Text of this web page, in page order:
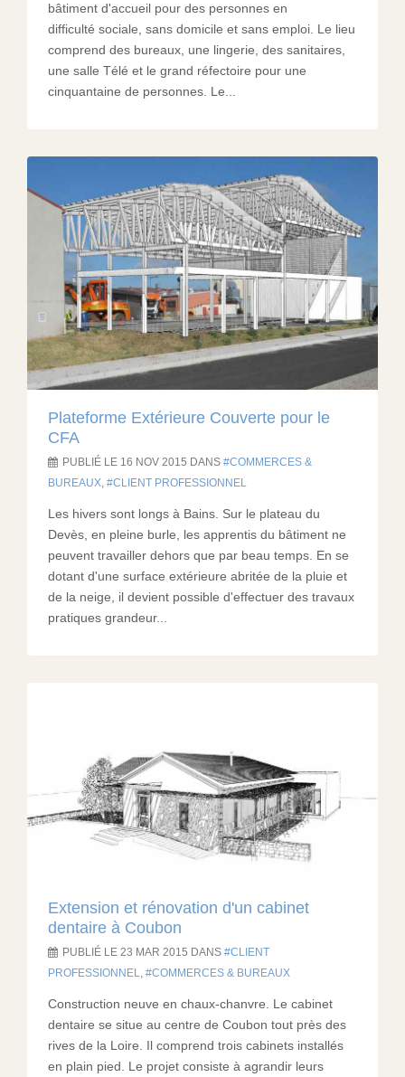
bâtiment d'accueil pour des personnes en
difficulté sociale, sans domicile et sans emploi. Le lieu
comprend des bureaux, une lingerie, des sanitaires,
une salle Télé et le grand réfectoire pour une
cinquantaine de personnes. Le...
Plateforme Extérieure Couverte pour le
CFA
PUBLIÉ LE 16 NOV 2015 DANS
COMMERCES &
BUREAUX
CLIENT PROFESSIONNEL
Les hivers sont longs à Bains. Sur le plateau du
Devès, en pleine burle, les apprentis du bâtiment ne
peuvent travailler dehors que par beau temps. En se
dotant d'une surface extérieure abritée de la pluie et
de la neige, il devient possible d'effectuer des travaux
pratiques grandeur...
Extension et rénovation d'un cabinet
dentaire à Coubon
PUBLIÉ LE 23 MAR 2015 DANS
CLIENT
PROFESSIONNEL
COMMERCES & BUREAUX
Construction neuve en chaux-chanvre. Le cabinet
dentaire se situe au centre de Coubon tout près des
rives de la Loire. Il comprend trois cabinets installés
en plain pied. Le projet consiste à agrandir leurs